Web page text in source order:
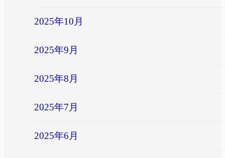
2025年10月
2025年9月
2025年8月
2025年7月
2025年6月